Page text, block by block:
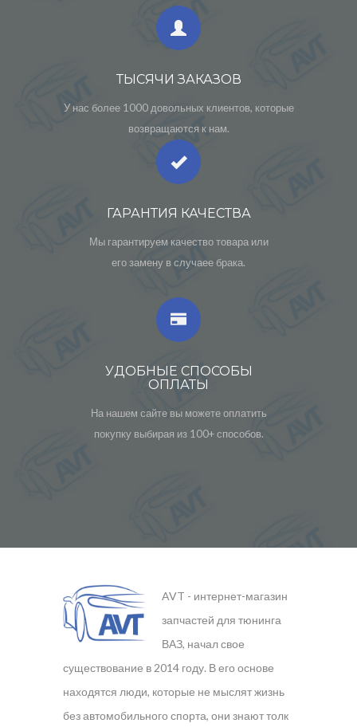
ТЫСЯЧИ ЗАКАЗОВ
У нас более 1000 довольных клиентов, которые
возвращаются к нам.
ГАРАНТИЯ КАЧЕСТВА
Мы гарантируем качество товара или
его замену в случаее брака.
УДОБНЫЕ СПОСОБЫ
ОПЛАТЫ
На нашем сайте вы можете оплатить
покупку выбирая из 100+ способов.
AVT - интернет-магазин
запчастей для тюнинга
ВАЗ, начал свое
существование в 2014 году. В его основе
находятся люди, которые не мыслят жизнь
без автомобильного спорта, они знают толк